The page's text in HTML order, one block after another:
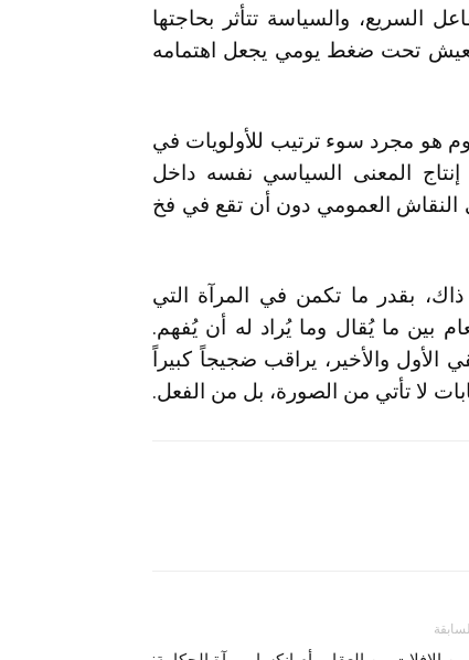
السريع، والسياسة تتأثر بحاجتها
يعيش تحت ضغط يومي يجعل اهتمامه
هو مجرد سوء ترتيب للأولويات في
المعنى السياسي نفسه داخل
النقاش العمومي دون أن تقع في فخ
بقدر ما تكمن في المرآة التي
بين ما يُقال وما يُراد له أن يُفهم.
والأخير، يراقب ضجيجاً كبيراً
لا تأتي من الصورة، بل من الفعل.